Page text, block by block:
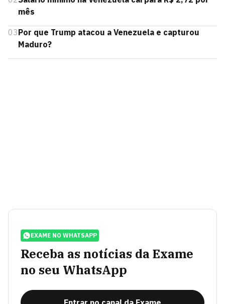
mês
03Por que Trump atacou a Venezuela e capturou
Maduro?
EXAME NO WHATSAPP
Receba as notícias da Exame
no seu WhatsApp